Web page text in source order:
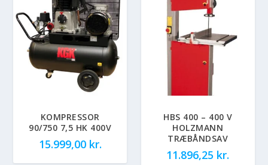
KOMPRESSOR
90/750 7,5 HK 400V
15.999,00 kr.
HBS 400 – 400 V
HOLZMANN
TRÆBÅNDSAV
11.896,25 kr.